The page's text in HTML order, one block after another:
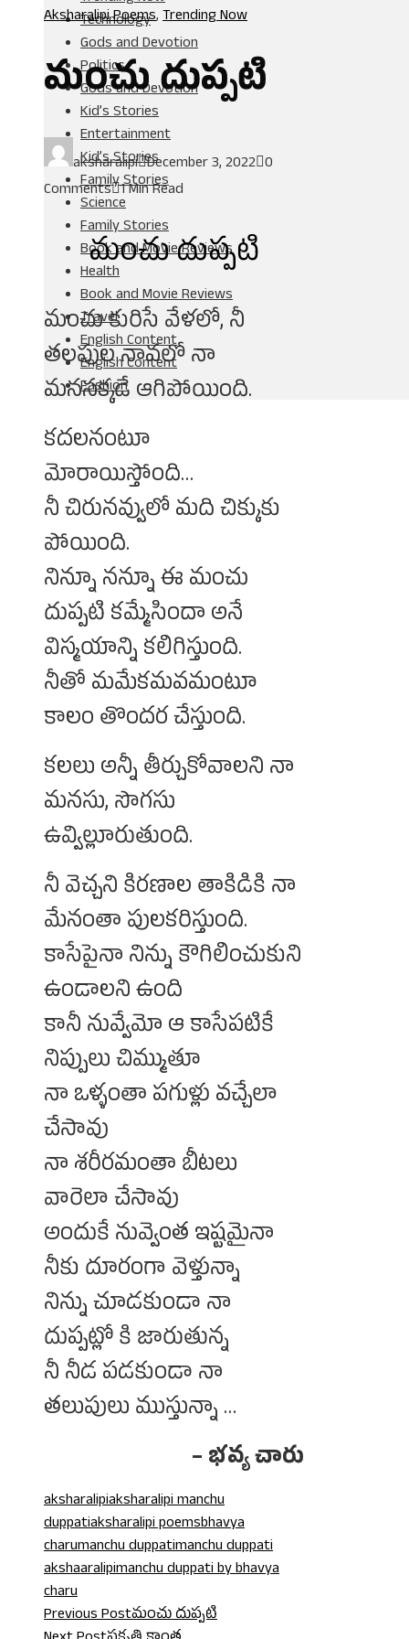
Technology
Gods and Devotion
Politics
Gods and Devotion
Kid’s Stories
Entertainment
Kid’s Stories
Family Stories
Science
Family Stories
Book and Movie Reviews
Health
Book and Movie Reviews
Travel
English Content
English Content
Fashion
Aksharalipi Poems, Trending Now
మంచు దుప్పటి
aksharalipi December 3, 2022 0
Comments 1 Min Read
మంచు దుప్పటి
మంచు కురిసే వేళలో, నీ
తలపుల నావలో నా
మనసక్కడే ఆగిపోయింది.
కదలనంటూ
మోరాయిస్తోంది…
నీ చిరునవ్వులో మది చిక్కుకు
పోయింది.
నిన్నూ నన్నూ ఈ మంచు
దుప్పటి కమ్మేసిందా అనే
విస్మయాన్ని కలిగిస్తుంది.
నీతో మమేకమవమంటూ
కాలం తొందర చేస్తుంది.
కలలు అన్నీ తీర్చుకోవాలని నా
మనసు, సొగసు
ఉవ్విల్లూరుతుంది.
నీ వెచ్చని కిరణాల తాకిడికి నా
మేనంతా పులకరిస్తుంది.
కాసేపైనా నిన్ను కౌగిలించుకుని
ఉండాలని ఉంది
కానీ నువ్వేమో ఆ కాసేపటికే
నిప్పులు చిమ్ముతూ
నా ఒళ్ళంతా పగుళ్లు వచ్చేలా
చేసావు
నా శరీరమంతా బీటలు
వారెలా చేసావు
అందుకే నువ్వెంత ఇష్టమైనా
నీకు దూరంగా వెళ్తున్నా
నిన్ను చూడకుండా నా
దుప్పట్లో కి జారుతున్న
నీ నీడ పడకుండా నా
తలుపులు ముస్తున్నా …
– భవ్య చారు
aksharalipiaksharalipi manchu
duppatiaksharalipi poemsbhavya
charumanchu duppatimanchu duppati
akshaaralipimanchu duppati by bhavya
charu
Previous Postమంచు దుప్పటి